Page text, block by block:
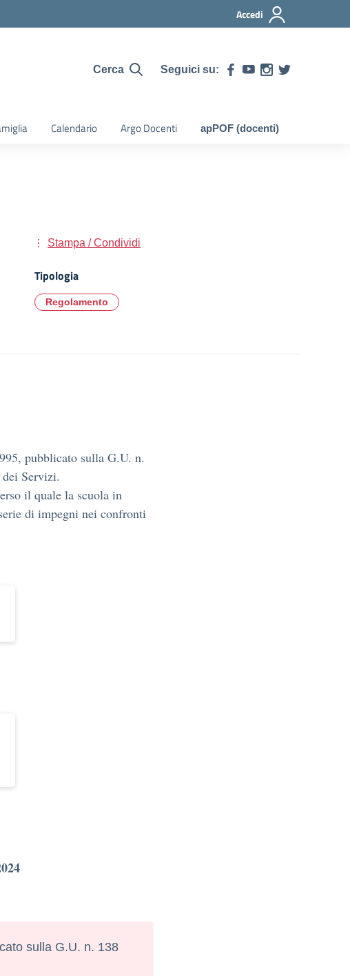
Accedi
Cerca Seguici su:
Calendario Argo Docenti apPOF (docenti)
Stampa / Condividi
Tipologia
Regolamento
pubblicato sulla G.U. n.
Servizi.
il quale la scuola in
di impegni nei confronti
sulla G.U. n. 138